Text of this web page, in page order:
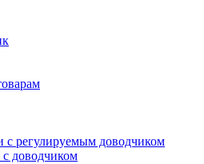
с регулируемым доводчиком
доводчиком